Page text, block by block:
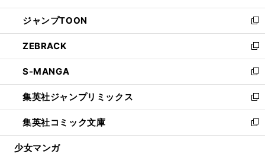
開
く
ウ
で
開
く
ン
ド
ウ
で
開
く
ウ
ィ
ン
ド
ウ
で
開
く
し
い
ウ
ィ
ン
ド
ウ
で
開
く
ジャンプTOON
新
し
い
ウ
ィ
ン
ド
ウ
で
開
ZEBRACK
新
し
い
ウ
ィ
ン
ド
ウ
S-MANGA
新
し
い
ウ
ィ
ン
集英社ジャンプリミックス
新
し
い
ウ
集英社コミック文庫
新
し
少女マンガ